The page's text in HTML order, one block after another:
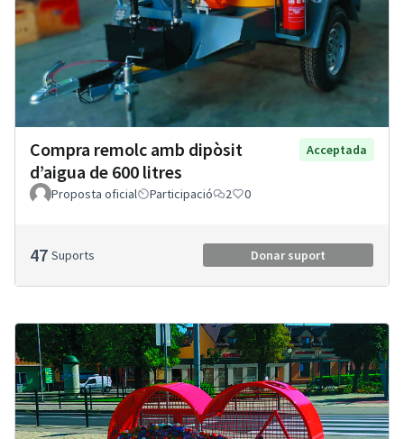
Compra remolc amb dipòsit
d’aigua de 600 litres
Acceptada
Proposta oficial Participació 2 0
47 Suports Donar suport